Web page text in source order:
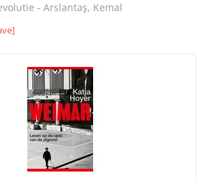
- Arslantaş, Kemal